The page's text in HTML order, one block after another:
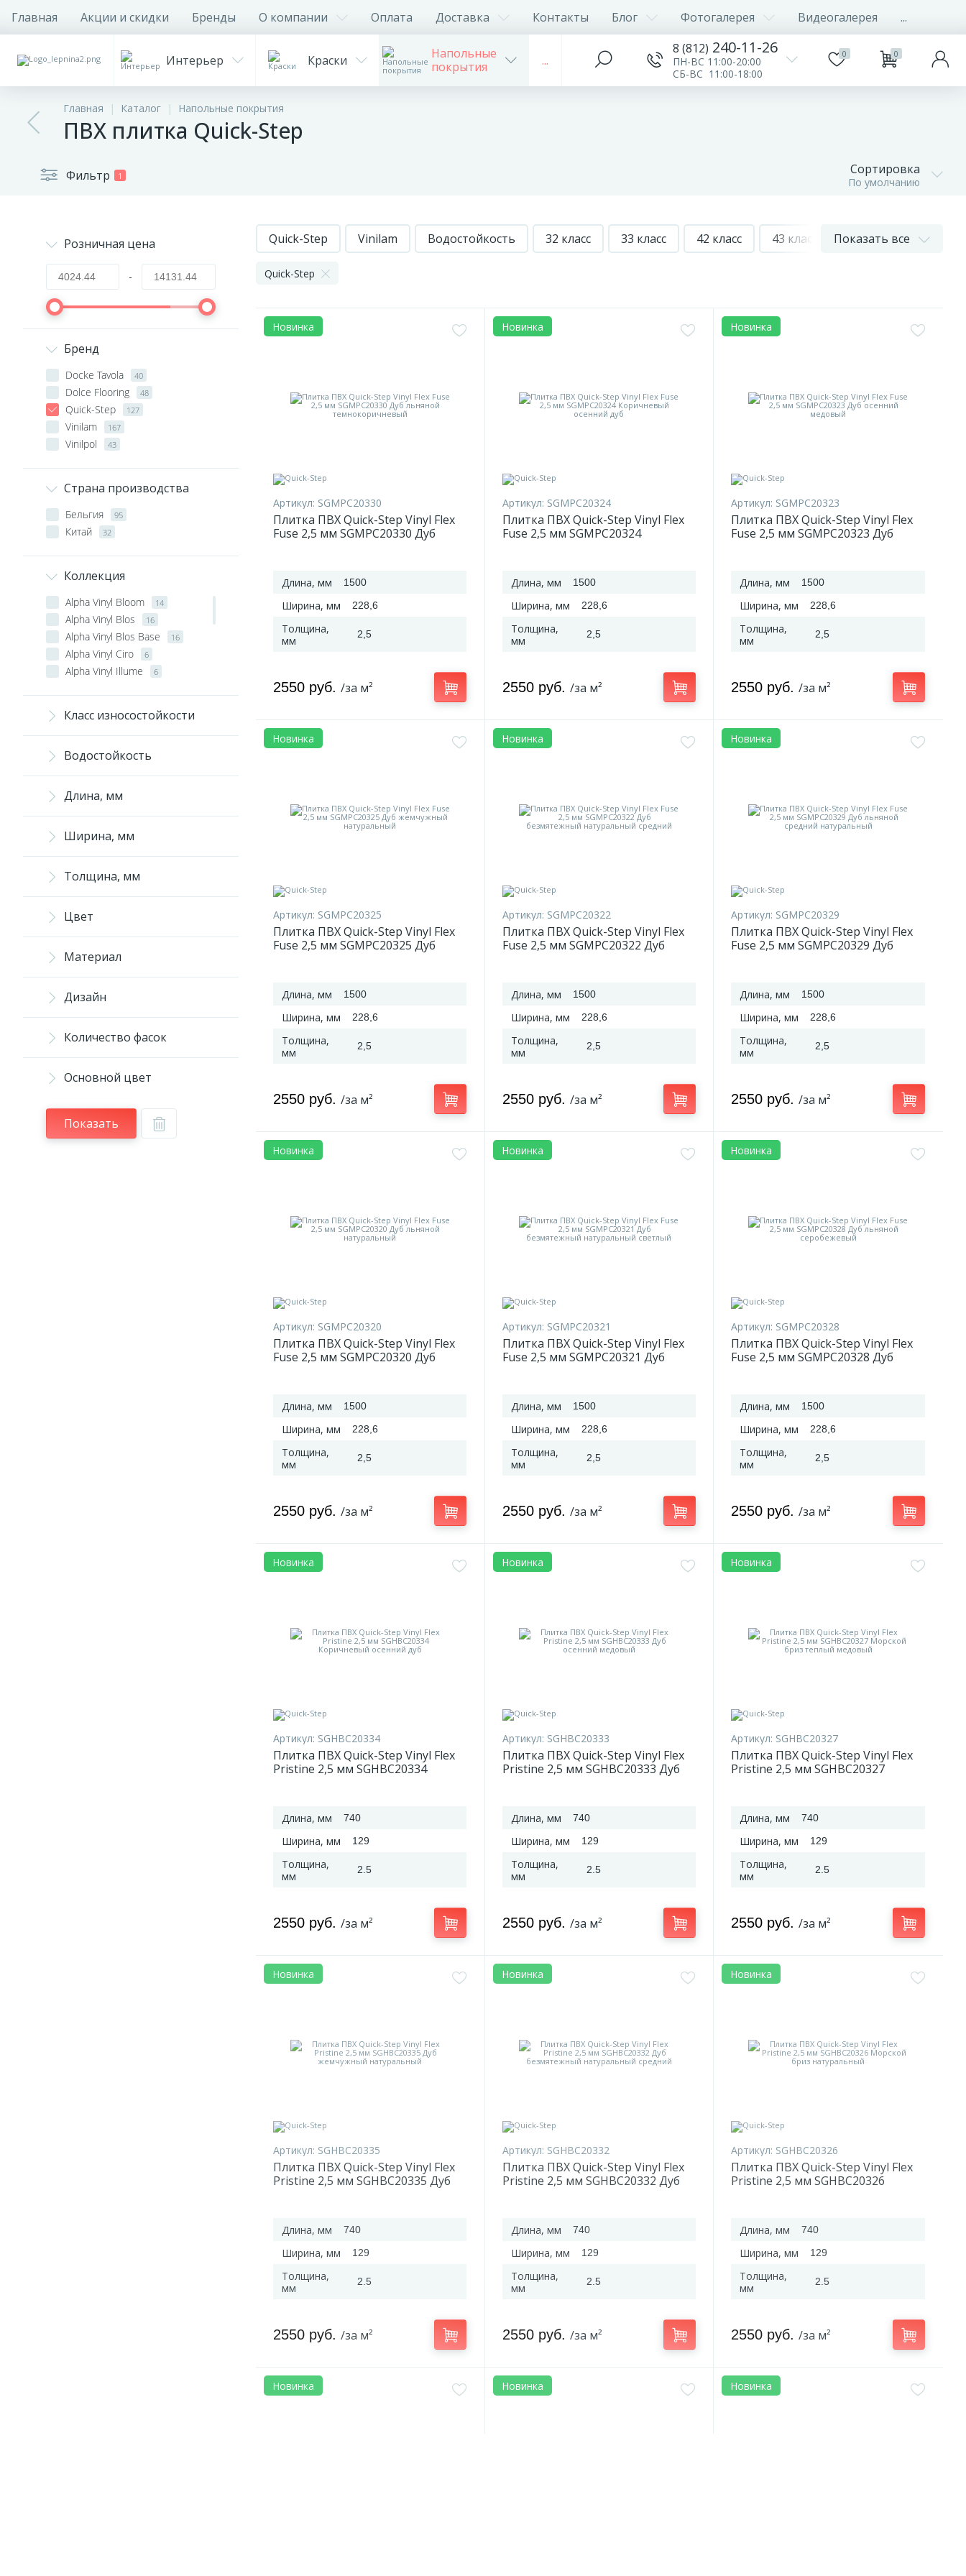
Главная Акции и скидки Бренды О компании Оплата Доставка Контакты Блог Фотогалерея Видеогалерея ...
Интерьер Краски
Напольные
покрытия
...
8 (812) 240-11-26
ПН-ВС 11:00-20:00
СБ-ВС 11:00-18:00
0 0
Главная Каталог Напольные покрытия
ПВХ плитка Quick-Step
Фильтр 1 Сортировка
По умолчанию
Розничная цена
-
Бренд
Docke Tavola 40
Dolce Flooring 48
Quick-Step 127
Vinilam 167
Vinilpol 43
Страна производства
Бельгия 95
Китай 32
Коллекция
Alpha Vinyl Bloom 14
Alpha Vinyl Blos 16
Alpha Vinyl Blos Base 16
Alpha Vinyl Ciro 6
Alpha Vinyl Illume 6
Ambient Glue Plus
Atmosphere
Canyon 6
Vinyl Flex Blush 7
Vinyl Flex Fuse
Volcano 6
Класс износостойкости
Водостойкость
Длина, мм
Ширина, мм
Толщина, мм
Цвет
Материал
Дизайн
Количество фасок
Основной цвет
Показать
Quick-Step Vinilam Водостойкость 32 класс 33 класс 42 класс 43 класс 4,5 мм 5 мм
Показать все
Quick-Step
Новинка
Артикул: SGMPC20330
Плитка ПВХ Quick-Step Vinyl Flex
Fuse 2,5 мм SGMPC20330 Дуб
Длина, мм 1500
Ширина, мм 228,6
Толщина,
мм
2,5
2550 руб. /за м²
Новинка
Артикул: SGMPC20324
Плитка ПВХ Quick-Step Vinyl Flex
Fuse 2,5 мм SGMPC20324
Длина, мм 1500
Ширина, мм 228,6
Толщина,
мм
2,5
2550 руб. /за м²
Новинка
Артикул: SGMPC20323
Плитка ПВХ Quick-Step Vinyl Flex
Fuse 2,5 мм SGMPC20323 Дуб
Длина, мм 1500
Ширина, мм 228,6
Толщина,
мм
2,5
2550 руб./за м²
Новинка
Артикул: SGMPC20325
Плитка ПВХ Quick-Step Vinyl Flex
Fuse 2,5 мм SGMPC20325 Дуб
Длина, мм 1500
Ширина, мм 228,6
Толщина,
мм
2,5
2550 руб. /за м²
Новинка
Артикул: SGMPC20322
Плитка ПВХ Quick-Step Vinyl Flex
Fuse 2,5 мм SGMPC20322 Дуб
Длина, мм 1500
Ширина, мм 228,6
Толщина,
мм
2,5
2550 руб. /за м²
Новинка
Артикул: SGMPC20329
Плитка ПВХ Quick-Step Vinyl Flex
Fuse 2,5 мм SGMPC20329 Дуб
Длина, мм 1500
Ширина, мм 228,6
Толщина,
мм
2,5
2550 руб./за м²
Новинка
Артикул: SGMPC20320
Плитка ПВХ Quick-Step Vinyl Flex
Fuse 2,5 мм SGMPC20320 Дуб
Длина, мм 1500
Ширина, мм 228,6
Толщина,
мм
2,5
2550 руб. /за м²
Новинка
Артикул: SGMPC20321
Плитка ПВХ Quick-Step Vinyl Flex
Fuse 2,5 мм SGMPC20321 Дуб
Длина, мм 1500
Ширина, мм 228,6
Толщина,
мм
2,5
2550 руб. /за м²
Новинка
Артикул: SGMPC20328
Плитка ПВХ Quick-Step Vinyl Flex
Fuse 2,5 мм SGMPC20328 Дуб
Длина, мм 1500
Ширина, мм 228,6
Толщина,
мм
2,5
2550 руб./за м²
Новинка
Артикул: SGHBC20334
Плитка ПВХ Quick-Step Vinyl Flex
Pristine 2,5 мм SGHBC20334
Длина, мм 740
Ширина, мм 129
Толщина,
мм
2.5
2550 руб. /за м²
Новинка
Артикул: SGHBC20333
Плитка ПВХ Quick-Step Vinyl Flex
Pristine 2,5 мм SGHBC20333 Дуб
Длина, мм 740
Ширина, мм 129
Толщина,
мм
2.5
2550 руб. /за м²
Новинка
Артикул: SGHBC20327
Плитка ПВХ Quick-Step Vinyl Flex
Pristine 2,5 мм SGHBC20327
Длина, мм 740
Ширина, мм 129
Толщина,
мм
2.5
2550 руб./за м²
Новинка
Артикул: SGHBC20335
Плитка ПВХ Quick-Step Vinyl Flex
Pristine 2,5 мм SGHBC20335 Дуб
Длина, мм 740
Ширина, мм 129
Толщина,
мм
2.5
2550 руб. /за м²
Новинка
Артикул: SGHBC20332
Плитка ПВХ Quick-Step Vinyl Flex
Pristine 2,5 мм SGHBC20332 Дуб
Длина, мм 740
Ширина, мм 129
Толщина,
мм
2.5
2550 руб. /за м²
Новинка
Артикул: SGHBC20326
Плитка ПВХ Quick-Step Vinyl Flex
Pristine 2,5 мм SGHBC20326
Длина, мм 740
Ширина, мм 129
Толщина,
мм
2.5
2550 руб./за м²
Новинка Новинка Новинка